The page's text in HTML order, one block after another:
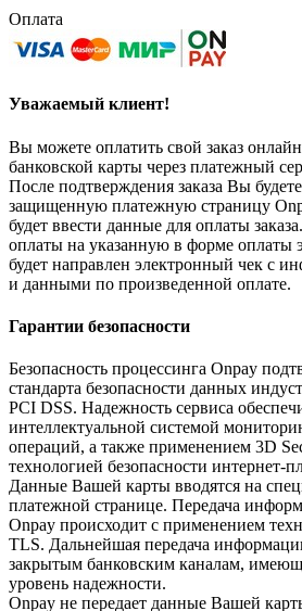
Оплата
Уважаемый клиент!
Вы можете оплатить свой заказ
банковской карты через платежный
После подтверждения заказа Вы
защищенную платежную страницу
будет ввести данные для оплаты
оплаты на указанную в форме оплаты
будет направлен электронный чек с
и данными по произведенной оплате.
Гарантии безопасности
Безопасность процессинга Onpay
стандарта безопасности данных
PCI DSS. Надежность сервиса
интеллектуальной системой
операций, а также применением 3D
технологией безопасности интернет-
Данные Вашей карты вводятся на
платежной странице. Передача
Onpay происходит с применением
TLS. Дальнейшая передача
закрытым банковским каналам,
уровень надежности.
Onpay не передает данные Вашей